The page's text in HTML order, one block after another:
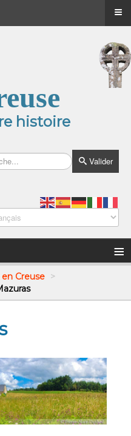
histoire
Valider
≡
en Creuse >
≡
≡